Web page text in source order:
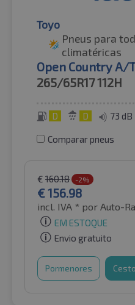
Toyo
Pneus para
climatéricas
Open Country A/
265/65R17112H
D D 73 dB
Comparar pneus
€ 160.18 -2%
€156.98
incl. IVA * por Auto-
EM ESTOQUE
Envio gratuito
Pormenores